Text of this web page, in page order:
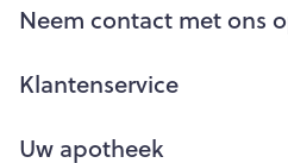
Neem contact met ons
Klantenservice
Uw apotheek